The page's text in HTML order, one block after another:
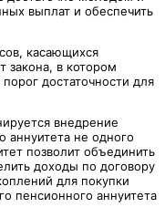
выплат и обеспечить
касающихся
закона, в котором
достаточности для
внедрение
аннуитета не одного
позволит объединить
доходы по договору
для покупки
пенсионного аннуитета